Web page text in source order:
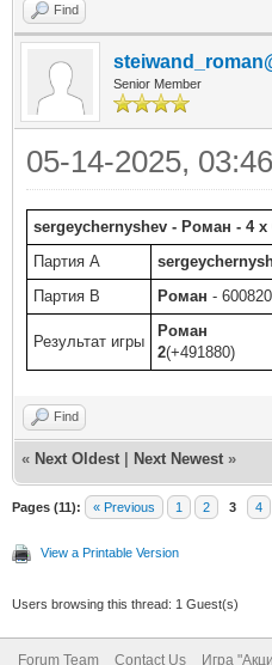
Find
Senior Member
05-14-2025,
sergeychernyshev - Роман - 4 x
Партия A
Партия B
Роман - 600820
Результат игры
Роман
2(+491880)
Find
« Next Oldest Next Newest »
Pages (11): « Previous 1 2 3 4
View a Printable Version
Users browsing this thread: 1 Guest(s)
Forum Team Contact Us Игра